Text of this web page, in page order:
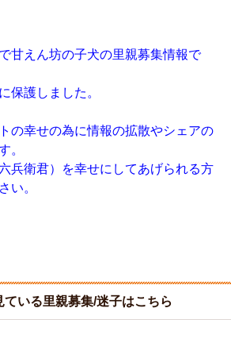
甘えん坊の子犬の里親募集情報で
保護しました。
の幸せの為に情報の拡散やシェアの
。
兵衛君）を幸せにしてあげられる方
い。
いる里親募集/迷子はこちら